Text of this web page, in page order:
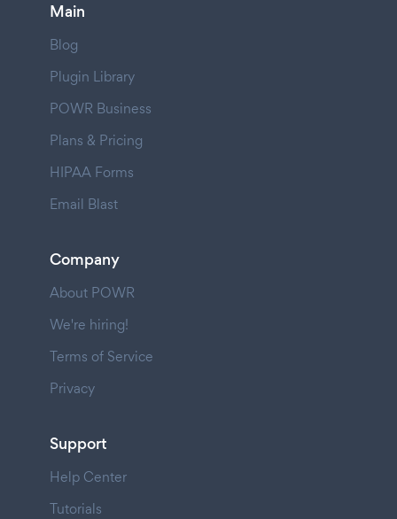
Main
Blog
Plugin Library
POWR Business
Plans & Pricing
HIPAA Forms
Email Blast
Company
About POWR
We're hiring!
Terms of Service
Privacy
Support
Help Center
Tutorials